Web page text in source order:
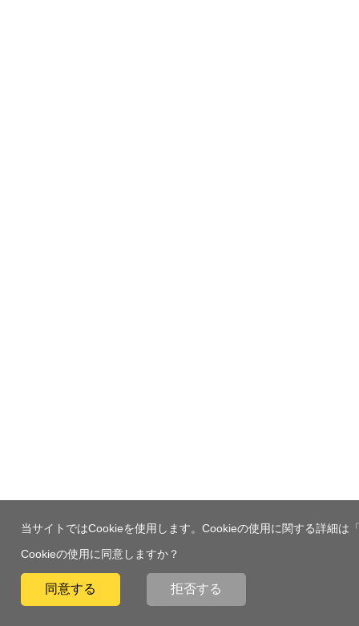
当サイトではCookieを使用します。Cookieの使用に関する詳細は
Cookieの使用に同意しますか？
同意する 拒否する